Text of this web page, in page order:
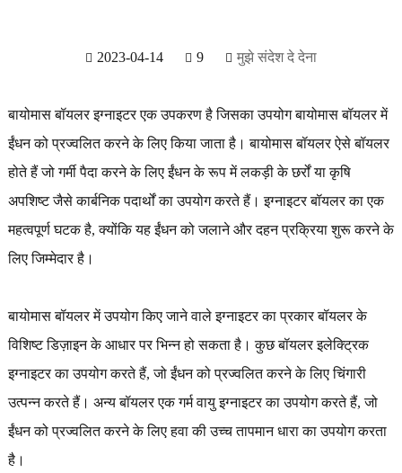
2023-04-14 9 मुझे संदेश दे देना
बायोमास बॉयलर इग्नाइटर एक उपकरण है जिसका उपयोग बायोमास बॉयलर में
ईंधन को प्रज्वलित करने के लिए किया जाता है। बायोमास बॉयलर ऐसे बॉयलर
होते हैं जो गर्मी पैदा करने के लिए ईंधन के रूप में लकड़ी के छर्रों या कृषि
अपशिष्ट जैसे कार्बनिक पदार्थों का उपयोग करते हैं। इग्नाइटर बॉयलर का एक
महत्वपूर्ण घटक है, क्योंकि यह ईंधन को जलाने और दहन प्रक्रिया शुरू करने के
लिए जिम्मेदार है।
बायोमास बॉयलर में उपयोग किए जाने वाले इग्नाइटर का प्रकार बॉयलर के
विशिष्ट डिज़ाइन के आधार पर भिन्न हो सकता है। कुछ बॉयलर इलेक्ट्रिक
इग्नाइटर का उपयोग करते हैं, जो ईंधन को प्रज्वलित करने के लिए चिंगारी
उत्पन्न करते हैं। अन्य बॉयलर एक गर्म वायु इग्नाइटर का उपयोग करते हैं, जो
ईंधन को प्रज्वलित करने के लिए हवा की उच्च तापमान धारा का उपयोग करता
है।